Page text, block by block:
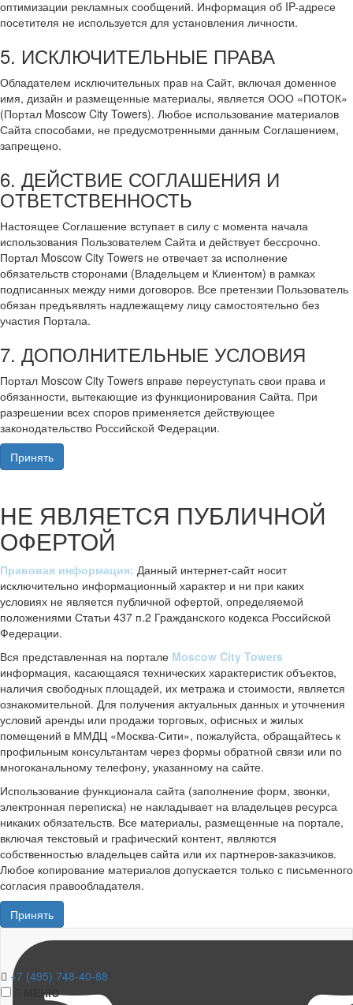
оптимизации рекламных сообщений. Информация об IP-адресе
посетителя не используется для установления личности.
5. ИСКЛЮЧИТЕЛЬНЫЕ ПРАВА
Обладателем исключительных прав на Сайт, включая доменное
имя, дизайн и размещенные материалы, является ООО «ПОТОК»
(Портал Moscow City Towers). Любое использование материалов
Сайта способами, не предусмотренными данным Соглашением,
запрещено.
6. ДЕЙСТВИЕ СОГЛАШЕНИЯ И
ОТВЕТСТВЕННОСТЬ
Настоящее Соглашение вступает в силу с момента начала
использования Пользователем Сайта и действует бессрочно.
Портал Moscow City Towers не отвечает за исполнение
обязательств сторонами (Владельцем и Клиентом) в рамках
подписанных между ними договоров. Все претензии Пользователь
обязан предъявлять надлежащему лицу самостоятельно без
участия Портала.
7. ДОПОЛНИТЕЛЬНЫЕ УСЛОВИЯ
Портал Moscow City Towers вправе переуступать свои права и
обязанности, вытекающие из функционирования Сайта. При
разрешении всех споров применяется действующее
законодательство Российской Федерации.
Принять
НЕ ЯВЛЯЕТСЯ ПУБЛИЧНОЙ
ОФЕРТОЙ
Правовая информация: Данный интернет-сайт носит
исключительно информационный характер и ни при каких
условиях не является публичной офертой, определяемой
положениями Статьи 437 п.2 Гражданского кодекса Российской
Федерации.
Вся представленная на портале Moscow City Towers
информация, касающаяся технических характеристик объектов,
наличия свободных площадей, их метража и стоимости, является
ознакомительной. Для получения актуальных данных и уточнения
условий аренды или продажи торговых, офисных и жилых
помещений в ММДЦ «Москва-Сити», пожалуйста, обращайтесь к
профильным консультантам через формы обратной связи или по
многоканальному телефону, указанному на сайте.
Использование функционала сайта (заполнение форм, звонки,
электронная переписка) не накладывает на владельцев ресурса
никаких обязательств. Все материалы, размещенные на портале,
включая текстовый и графический контент, являются
собственностью владельцев сайта или их партнеров-заказчиков.
Любое копирование материалов допускается только с письменного
согласия правообладателя.
Принять
+7 (495) 748-40-88
МЕНЮ